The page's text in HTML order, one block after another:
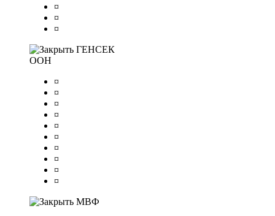
¤
¤
¤
ГЕНСЕК
ООН
¤
¤
¤
¤
¤
¤
¤
¤
¤
¤
МВФ